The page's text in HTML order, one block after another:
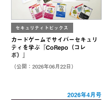
セキュリティトピックス
カードゲームでサイバーセキュリ
ティを学ぶ『CoRepo（コレ
ポ）』
（公開：2026年06月22日）
2026年4月号